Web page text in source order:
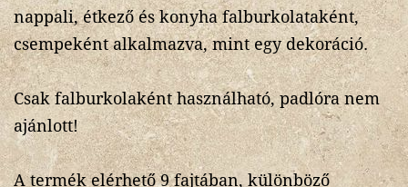
nappali, étkező és konyha falburkolataként,
csempeként alkalmazva, mint egy dekoráció.
Csak falburkolaként használható, padlóra nem
ajánlott!
A termék elérhető 9 fajtában, különböző